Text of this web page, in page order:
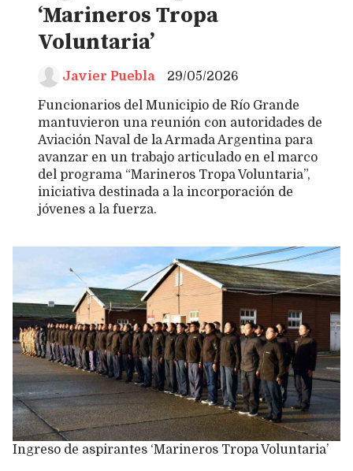
‘Marineros Tropa
Voluntaria’
Funcionarios del Municipio de Río Grande
mantuvieron una reunión con autoridades de
Aviación Naval de la Armada Argentina para
avanzar en un trabajo articulado en el marco
del programa “Marineros Tropa Voluntaria”,
iniciativa destinada a la incorporación de
jóvenes a la fuerza.
29/05/2026
Javier Puebla
Ingreso de aspirantes ‘Marineros Tropa Voluntaria’